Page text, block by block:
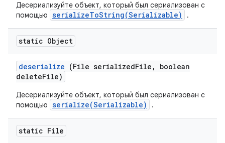
Десериализуйте объект, который был сериализован с
помощью serializeToString(Serializable) .
static Object
deserialize (File serializedFile ,
boolean
deleteFile)
Десериализуйте объект, который был сериализован с
помощью serialize(Serializable) .
static File